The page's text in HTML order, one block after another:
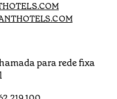
para rede fixa